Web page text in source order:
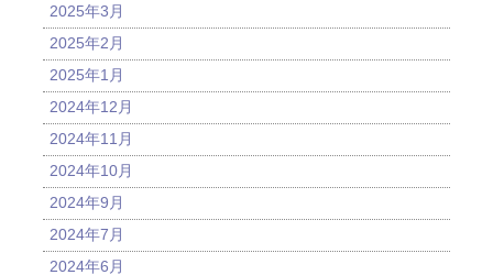
2025年3月
2025年2月
2025年1月
2024年12月
2024年11月
2024年10月
2024年9月
2024年7月
2024年6月